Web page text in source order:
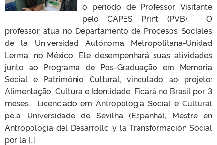
o período de Professor Visitante
pelo CAPES Print (PVB). O
professor atua no Departamento de Procesos Sociales
de la Universidad Autónoma Metropolitana-Unidad
Lerma, no México. Ele desempenhará suas atividades
junto ao Programa de Pós-Graduação em Memória
Social e Patrimônio Cultural, vinculado ao projeto:
Alimentação, Cultura e Identidade. Ficará no Brasil por 3
meses. Licenciado em Antropologia Social e Cultural
pela Universidade de Sevilha (Espanha), Mestre en
Antropología del Desarrollo y la Transformación Social
por la […]